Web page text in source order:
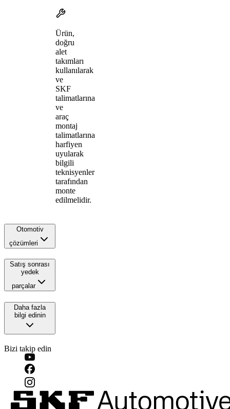
Ürün,
doğru
alet
takımları
kullanılarak
ve
SKF
talimatlarına
ve
araç
montaj
talimatlarına
harfiyen
uyularak
bilgili
teknisyenler
tarafından
monte
edilmelidir.
Otomotiv
çözümleri
Satış sonrası
yedek
parçalar
Daha fazla
bilgi edinin
Bizi takip edin